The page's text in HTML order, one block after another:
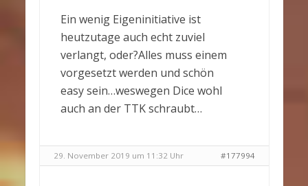
Ein wenig Eigeninitiative ist
heutzutage auch echt zuviel
verlangt, oder?Alles muss einem
vorgesetzt werden und schön
easy sein…weswegen Dice wohl
auch an der TTK schraubt…
29. November 2019 um 11:32 Uhr #177994